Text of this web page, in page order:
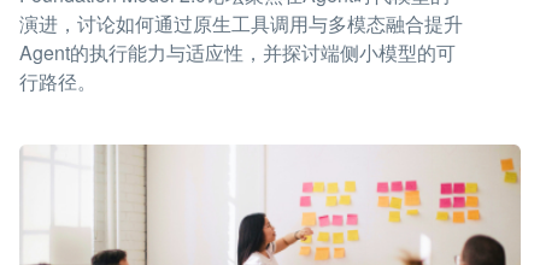
演进，讨论如何通过原生工具调用与多模态融合提升
Agent的执行能力与适应性，并探讨端侧小模型的可
行路径。